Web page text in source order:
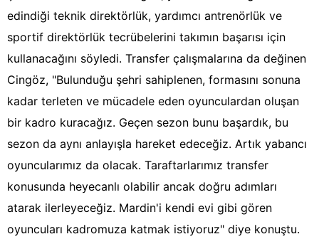
edindiği teknik direktörlük, yardımcı antrenörlük ve
sportif direktörlük tecrübelerini takımın başarısı için
kullanacağını söyledi. Transfer çalışmalarına da değinen
Cingöz, "Bulunduğu şehri sahiplenen, formasını sonuna
kadar terleten ve mücadele eden oyunculardan oluşan
bir kadro kuracağız. Geçen sezon bunu başardık, bu
sezon da aynı anlayışla hareket edeceğiz. Artık yabancı
oyuncularımız da olacak. Taraftarlarımız transfer
konusunda heyecanlı olabilir ancak doğru adımları
atarak ilerleyeceğiz. Mardin'i kendi evi gibi gören
oyuncuları kadromuza katmak istiyoruz" diye konuştu.